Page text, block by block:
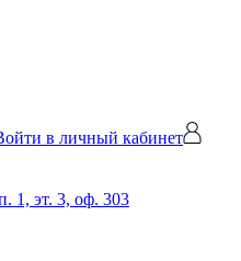
в личный кабинет
1, эт. 3, оф. 303